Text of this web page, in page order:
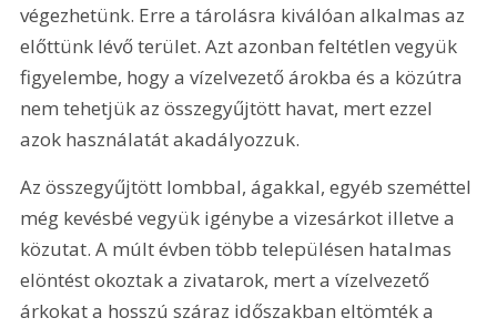
végezhetünk. Erre a tárolásra kiválóan alkalmas az
előttünk lévő terület. Azt azonban feltétlen vegyük
figyelembe, hogy a vízelvezető árokba és a közútra
nem tehetjük az összegyűjtött havat, mert ezzel
azok használatát akadályozzuk.
Az összegyűjtött lombbal, ágakkal, egyéb szeméttel
még kevésbé vegyük igénybe a vizesárkot illetve a
közutat. A múlt évben több településen hatalmas
elöntést okoztak a zivatarok, mert a vízelvezető
árkokat a hosszú száraz időszakban eltömték a